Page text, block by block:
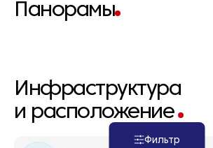
Панорамы
Яндекс Карты
Инфраструктура
и расположение
Фильтр